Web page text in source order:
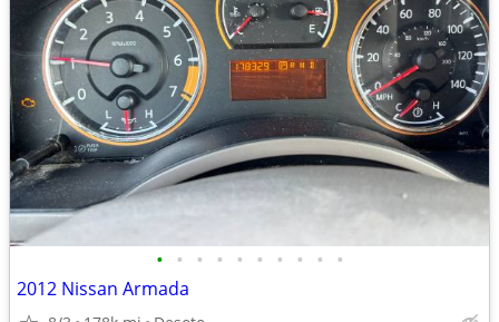
• • • • • • • • • •
2012 Nissan Armada